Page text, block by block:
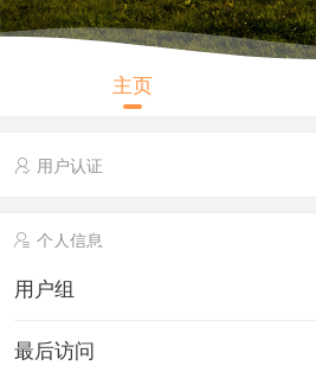
主页
用户认证
个人信息
用户组
最后访问